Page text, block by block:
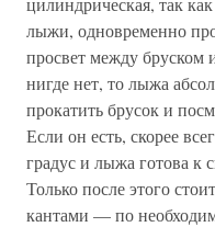
лыжи, одновременно
просвет между бруском
нигде нет, то лыжа
прокатить брусок и
Если он есть, скорее
градус и лыжа готова к
Только после этого
кантами — по